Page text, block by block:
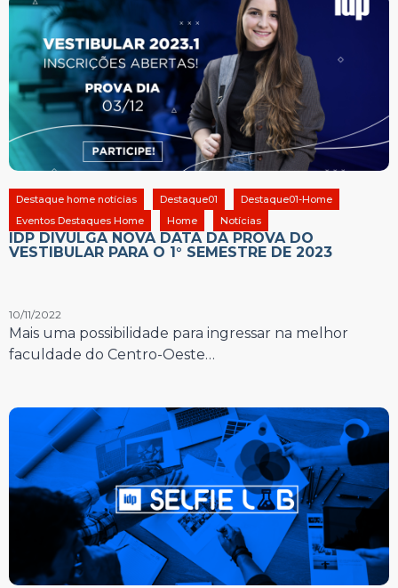
Destaque home notícias Destaque01
Destaque01-Home
Eventos Destaques Home
Home Notícias
IDP DIVULGA NOVA DATA DA PROVA DO
VESTIBULAR PARA O 1° SEMESTRE DE 2023
10/11/2022
Mais uma possibilidade para ingressar na melhor
faculdade do Centro-Oeste…